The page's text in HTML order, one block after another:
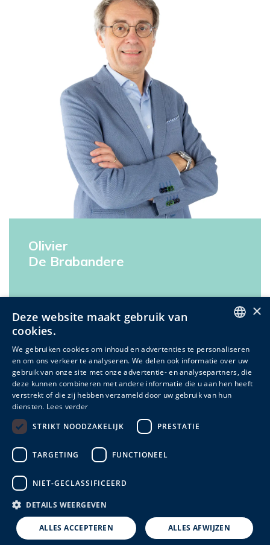
Olivier
De Brabandere
Contactformulier
Stuur een algemeen berichtje. We antwoorden jou snel
terug!
DUTCH
FRENCH
×
Deze website maakt gebruik van
cookies.
We gebruiken cookies om inhoud en advertenties te personaliseren
en om ons verkeer te analyseren. We delen ook informatie over uw
gebruik van onze site met onze advertentie- en analysepartners, die
deze kunnen combineren met andere informatie die u aan hen heeft
verstrekt of die zij hebben verzameld door uw gebruik van hun
diensten. Lees verder
STRIKT NOODZAKELIJK
PRESTATIE
TARGETING FUNCTIONEEL
NIET-GECLASSIFICEERD
DETAILS WEERGEVEN
ALLES ACCEPTEREN ALLES AFWIJZEN